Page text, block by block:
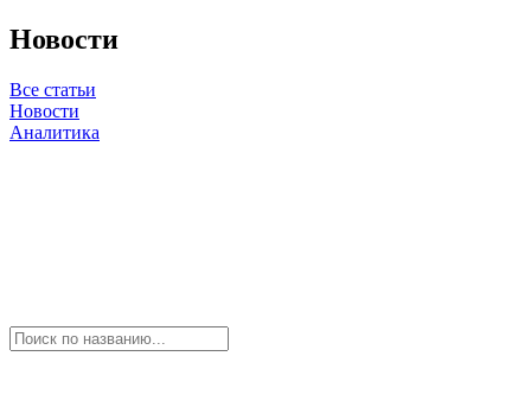
Новости
Все статьи
Новости
Аналитика